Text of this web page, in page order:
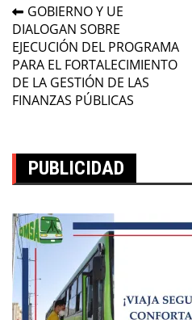
Navegación
de
entradas
GOBIERNO Y UE
DIALOGAN SOBRE
EJECUCIÓN DEL PROGRAMA
PARA EL FORTALECIMIENTO
DE LA GESTIÓN DE LAS
FINANZAS PÚBLICAS
PUBLICIDAD